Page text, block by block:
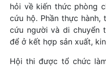
hỏi về kiến thức phòng
cứu hộ. Phần thực hành,
cứu người và di chuyển
để ở kết hợp sản xuất,
Hội thi được tổ chức